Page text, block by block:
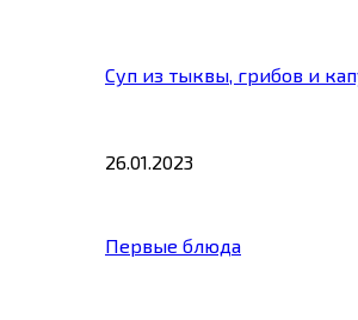
Суп из тыквы, грибов и
26.01.2023
Первые блюда